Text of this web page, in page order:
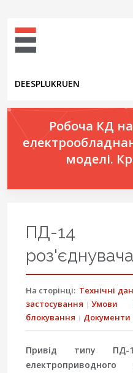
DEESPLUKRUEN
Робоча КД
моделі.
ПД-14
На сторінці: Технічні
застосування
Умови
блокування
Документи
Привід типу ПД-